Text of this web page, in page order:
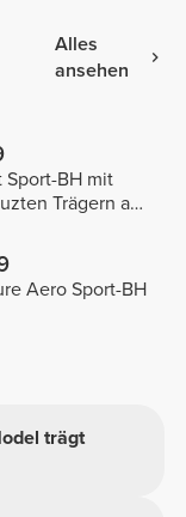
Alles
ansehen
Sport-BH mit
Trägern am
Aero Sport-BH
trägt